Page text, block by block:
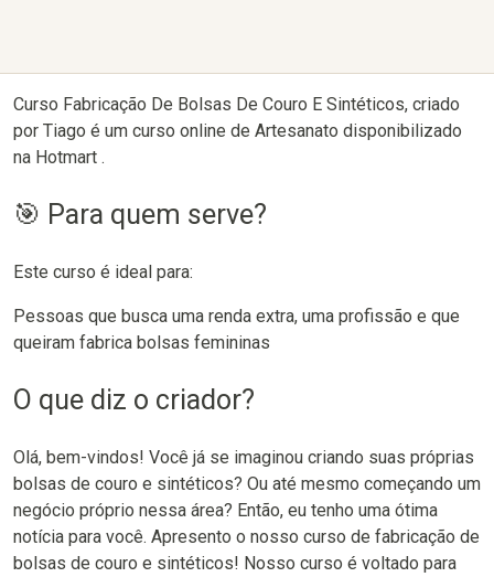
Curso Fabricação De Bolsas De Couro E Sintéticos, criado
por Tiago é um curso online de Artesanato disponibilizado
na Hotmart .
🎯 Para quem serve?
Este curso é ideal para:
Pessoas que busca uma renda extra, uma profissão e que
queiram fabrica bolsas femininas
O que diz o criador?
Olá, bem-vindos! Você já se imaginou criando suas próprias
bolsas de couro e sintéticos? Ou até mesmo começando um
negócio próprio nessa área? Então, eu tenho uma ótima
notícia para você. Apresento o nosso curso de fabricação de
bolsas de couro e sintéticos! Nosso curso é voltado para